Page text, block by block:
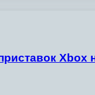
Xbox